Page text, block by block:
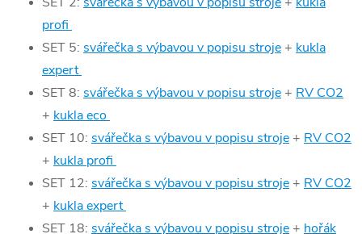
profi
SET 5: svářečka s výbavou v popisu stroje + kukla
expert
SET 8: svářečka s výbavou v popisu stroje + RV CO2
+ kukla eco
SET 10: svářečka s výbavou v popisu stroje + RV CO2
+ kukla profi
SET 12: svářečka s výbavou v popisu stroje + RV CO2
+ kukla expert
SET 18: svářečka s výbavou v popisu stroje + hořák